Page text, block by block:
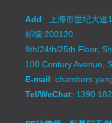
Add: 上海市世纪大道
邮编:200120
9th/24th/25th Floor,
100 Century Avenue,
E-mail:
Tel/WeChat: 1390